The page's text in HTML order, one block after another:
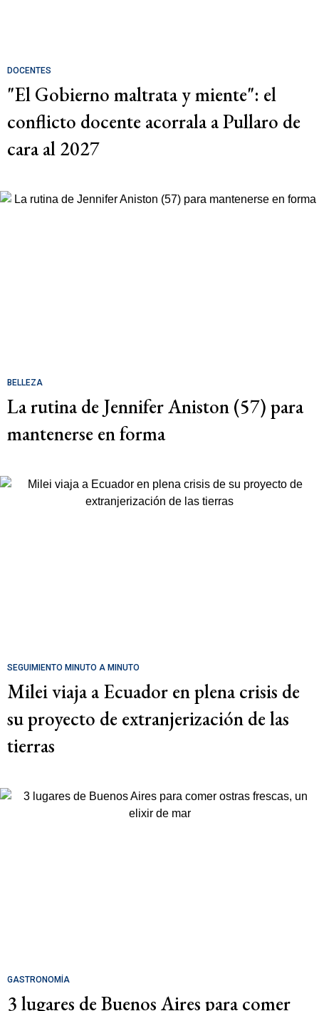
DOCENTES
"El Gobierno maltrata y miente": el
conflicto docente acorrala a Pullaro de
cara al 2027
BELLEZA
La rutina de Jennifer Aniston (57) para
mantenerse en forma
SEGUIMIENTO MINUTO A MINUTO
Milei viaja a Ecuador en plena crisis de
su proyecto de extranjerización de las
tierras
GASTRONOMÍA
3 lugares de Buenos Aires para comer